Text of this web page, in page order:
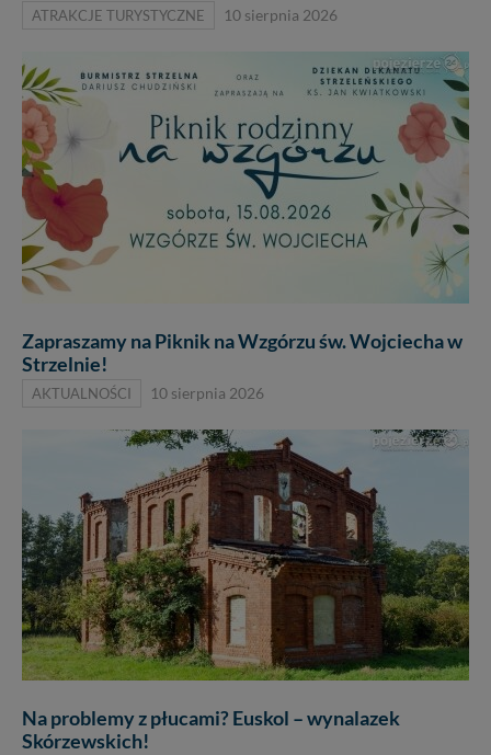
ATRAKCJE TURYSTYCZNE 10 sierpnia 2026
Zapraszamy na Piknik na Wzgórzu św. Wojciecha w
Strzelnie!
AKTUALNOŚCI 10 sierpnia 2026
Na problemy z płucami? Euskol – wynalazek
Skórzewskich!